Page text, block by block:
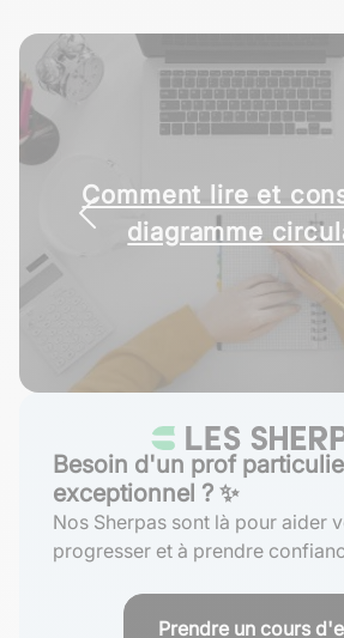
Comment lire et
diagramme
Besoin d'un prof
exceptionnel ? ✨
Nos Sherpas sont là pour aider
progresser et à prendre
Prendre un cours